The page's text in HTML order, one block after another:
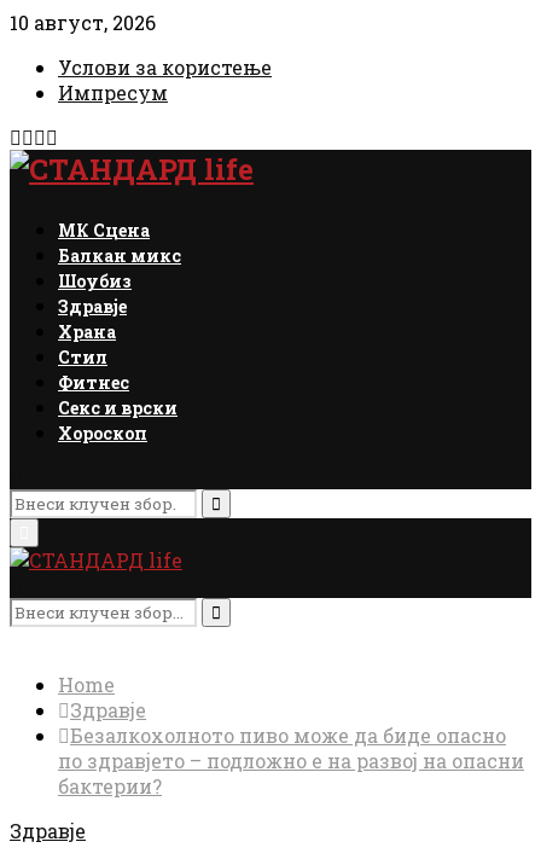
10 август, 2026
Услови за користење
Импресум
Facebook
Instagram
Email
МК Сцена
Балкан микс
Шоубиз
Здравје
Храна
Стил
Фитнес
Секс и врски
Хороскоп
Search
for:
Search
Menu
Search
for:
Search
Home
Здравје
Безалкохолното пиво може да биде опасно
по здравјето – подложно е на развој на опасни
бактерии?
Здравје